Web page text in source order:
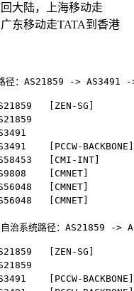
大陆，上海移动走
东移动走TATA到香港
径：AS21859 ->
[ZEN-SG]
[PCCW-
[CMI-INT]
[CMNET]
[CMNET]
[CMNET]
治系统路径：AS21859 -
[ZEN-SG]
[PCCW-